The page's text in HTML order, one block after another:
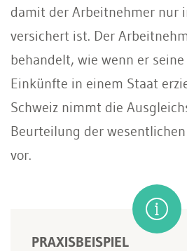
damit der Arbeitnehmer nur
versichert ist. Der
behandelt, wie wenn er
Einkünfte in einem Staat
Schweiz nimmt die
Beurteilung der
vor.
PRAXISBEISPIEL